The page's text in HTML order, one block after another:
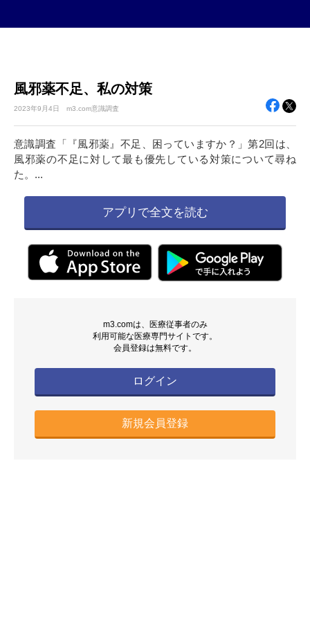
風邪薬不足、私の対策
2023年9月4日 m3.com意識調査
意識調査「『風邪薬』不足、困っていますか？」第2回は、
風邪薬の不足に対して最も優先している対策について尋ね
た。...
アプリで全文を読む
m3.comは、医療従事者のみ
利用可能な医療専門サイトです。
会員登録は無料です。
ログイン
新規会員登録